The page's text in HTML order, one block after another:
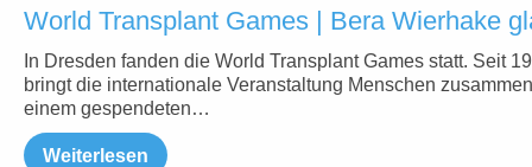
World Transplant Games | Bera Wierhake
In Dresden fanden die World Transplant Games statt. Seit
bringt die internationale Veranstaltung Menschen
einem gespendeten…
Weiterlesen